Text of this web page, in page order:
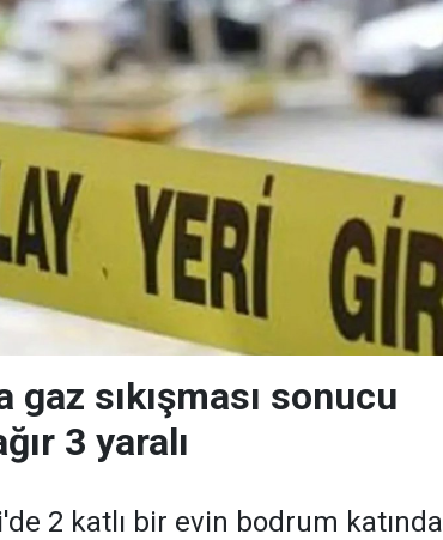
sıkışması sonucu
3 yaralı
2 katlı bir evin bodrum katında